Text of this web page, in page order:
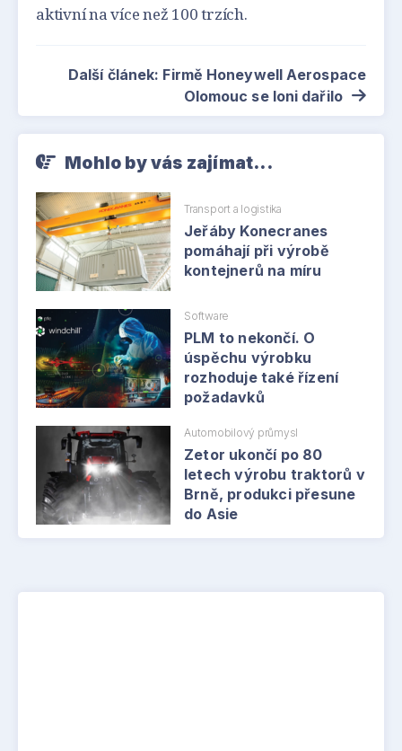
aktivní na více než 100 trzích.
Další článek: Firmě Honeywell Aerospace
Olomouc se loni dařilo
Mohlo by vás zajímat...
Transport a logistika
Jeřáby Konecranes
pomáhají při výrobě
kontejnerů na míru
Software
PLM to nekončí. O
úspěchu výrobku
rozhoduje také řízení
požadavků
Automobilový průmysl
Zetor ukončí po 80
letech výrobu traktorů v
Brně, produkci přesune
do Asie